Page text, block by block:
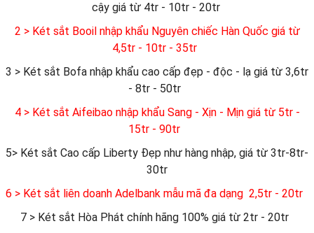
cậy giá từ 4tr - 10tr - 20tr
2 > Két sắt Booil nhập khẩu Nguyên chiếc Hàn Quốc giá từ
4,5tr - 10tr - 35tr
3 > Két sắt Bofa nhập khẩu cao cấp đẹp - độc - lạ giá từ 3,6tr
- 8tr - 50tr
4 > Két sắt Aifeibao nhập khẩu Sang - Xịn - Mịn giá từ 5tr -
15tr - 90tr
5> Két sắt Cao cấp Liberty Đẹp như hàng nhập, giá từ 3tr-8tr-
30tr
6 > Két sắt liên doanh Adelbank mẫu mã đa dạng 2,5tr - 20tr
7 > Két sắt Hòa Phát chính hãng 100% giá từ 2tr - 20tr